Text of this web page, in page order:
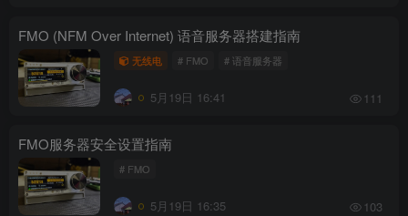
FMO (NFM Over Internet) 语音服务器搭建指南
无线电 # FMO # 语音服务器
5月19日 16:41 111
FMO服务器安全设置指南
# FMO
5月19日 16:35 103